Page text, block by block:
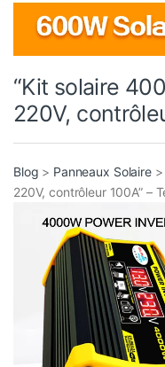
“Kit solaire
220V,
Blog > Panneaux Solaire
220V, contrôleur 100A” –